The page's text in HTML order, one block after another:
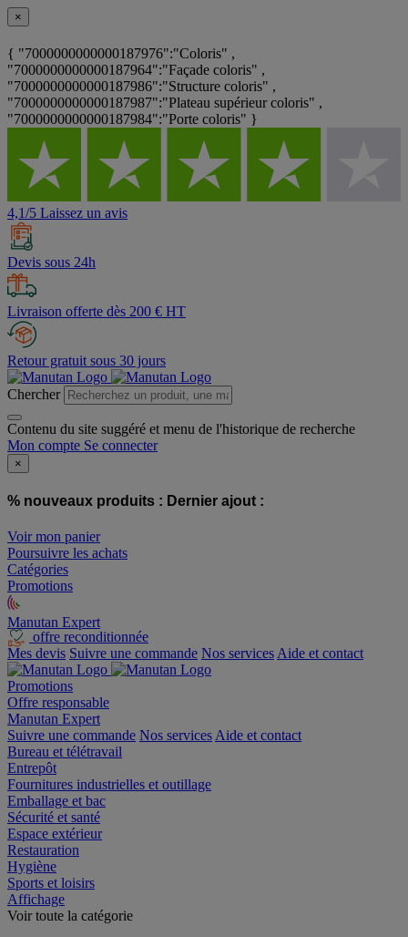
×
{ "7000000000000187976":"Coloris" ,
"7000000000000187964":"Façade coloris" ,
"7000000000000187986":"Structure coloris" ,
"7000000000000187987":"Plateau supérieur coloris" ,
"7000000000000187984":"Porte coloris" }
4,1/5 Laissez un avis
Devis sous 24h
Livraison offerte dès 200 € HT
Retour gratuit sous 30 jours
Chercher
Contenu du site suggéré et menu de l'historique de recherche
Mon compte Se connecter
×
% nouveaux produits : Dernier ajout :
Voir mon panier
Poursuivre les achats
Catégories
Promotions
Manutan Expert
offre reconditionnée
Mes devis Suivre une commande Nos services Aide et contact
Promotions
Offre responsable
Manutan Expert
Suivre une commande Nos services Aide et contact
Bureau et télétravail
Entrepôt
Fournitures industrielles et outillage
Emballage et bac
Sécurité et santé
Espace extérieur
Restauration
Hygiène
Sports et loisirs
Affichage
Voir toute la catégorie